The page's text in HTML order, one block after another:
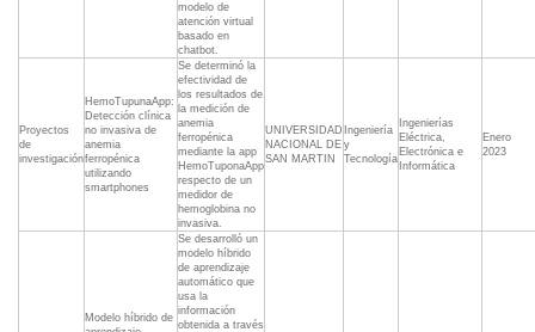
modelo de
atención virtual
basado en
chatbot.
Proyectos
de
investigación
HemoTupunaApp:
Detección clínica
no invasiva de
anemia
ferropénica
utilizando
smartphones
Se determinó la
efectividad de
los resultados de
la medición de
anemia
ferropénica
mediante la app
HemoTuponaApp
respecto de un
medidor de
hemoglobina no
invasiva.
UNIVERSIDAD
NACIONAL DE
SAN MARTIN
Ingeniería
y
Tecnología
Ingenierías
Eléctrica,
Electrónica e
Informática
Enero
2023
Modelo híbrido de
Se desarrolló un
modelo híbrido
de aprendizaje
automático que
usa la
información
obtenida a través